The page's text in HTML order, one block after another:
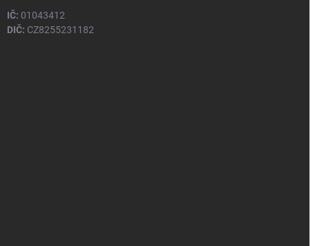
IČ: 01043412
DIČ: CZ8255231182